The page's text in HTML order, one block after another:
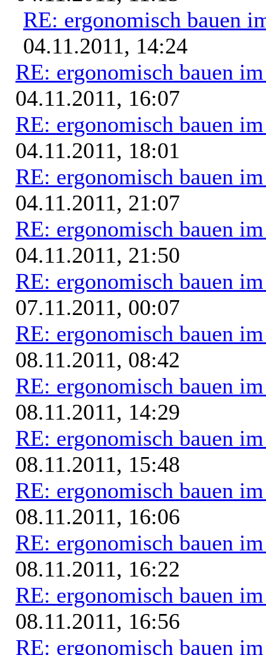
RE: ergonomisch bauen
04.11.2011, 14:24
RE: ergonomisch bauen
04.11.2011, 16:07
RE: ergonomisch bauen
04.11.2011, 18:01
RE: ergonomisch bauen
04.11.2011, 21:07
RE: ergonomisch bauen
04.11.2011, 21:50
RE: ergonomisch bauen
07.11.2011, 00:07
RE: ergonomisch bauen
08.11.2011, 08:42
RE: ergonomisch bauen
08.11.2011, 14:29
RE: ergonomisch bauen
08.11.2011, 15:48
RE: ergonomisch bauen
08.11.2011, 16:06
RE: ergonomisch bauen
08.11.2011, 16:22
RE: ergonomisch bauen
08.11.2011, 16:56
RE: ergonomisch bauen